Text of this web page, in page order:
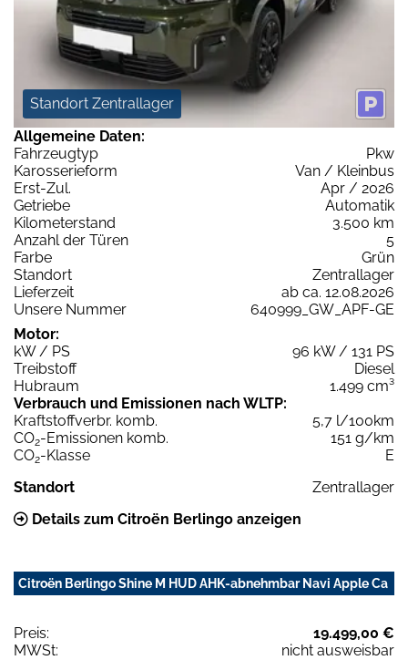
Standort Zentrallager
Allgemeine Daten:
Fahrzeugtyp
Pkw
Karosserieform
Van / Kleinbus
Erst-Zul.
Apr / 2026
Getriebe
Automatik
Kilometerstand
3.500 km
Anzahl der Türen
5
Farbe
Grün
Standort
Zentrallager
Lieferzeit
ab ca. 12.08.2026
Unsere Nummer
640999_GW_APF-GE
Motor:
kW / PS
96 kW / 131 PS
Treibstoff
Diesel
Hubraum
1.499 cm³
Verbrauch und Emissionen nach WLTP:
Kraftstoffverbr. komb.
5,7 l/100km
CO2-Emissionen komb.
151 g/km
CO2-Klasse
E
Standort
Zentrallager
Details zum Citroën Berlingo anzeigen
Citroën Berlingo Shine M HUD AHK-abnehmbar Navi Apple Ca
Preis:
19.499,00 €
MWSt:
nicht ausweisbar